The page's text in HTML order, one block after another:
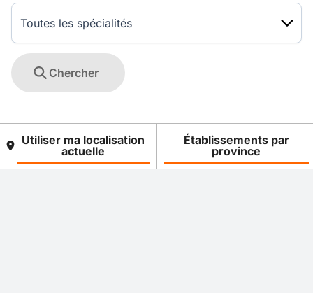
Toutes les spécialités
Chercher
Utiliser ma localisation
actuelle
Établissements par
province